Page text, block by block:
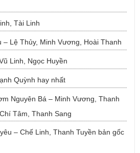
Tài Linh
– Lệ Thủy, Minh Vương, Hoài Thanh
Linh, Ngọc Huyền
Quỳnh hay nhất
Nguyên Bá – Minh Vương, Thanh
Tâm, Thanh Sang
– Chế Linh, Thanh Tuyền bản gốc